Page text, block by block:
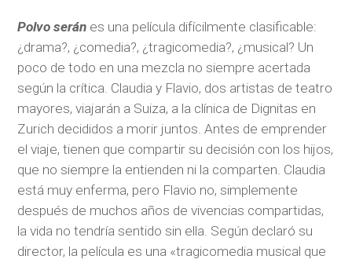
Polvo serán es una película difícilmente clasificable:
¿drama?, ¿comedia?, ¿tragicomedia?, ¿musical? Un
poco de todo en una mezcla no siempre acertada
según la crítica. Claudia y Flavio, dos artistas de teatro
mayores, viajarán a Suiza, a la clínica de Dignitas en
Zurich decididos a morir juntos. Antes de emprender
el viaje, tienen que compartir su decisión con los hijos,
que no siempre la entienden ni la comparten. Claudia
está muy enferma, pero Flavio no, simplemente
después de muchos años de vivencias compartidas,
la vida no tendría sentido sin ella. Según declaró su
director, la película es una «tragicomedia musical que